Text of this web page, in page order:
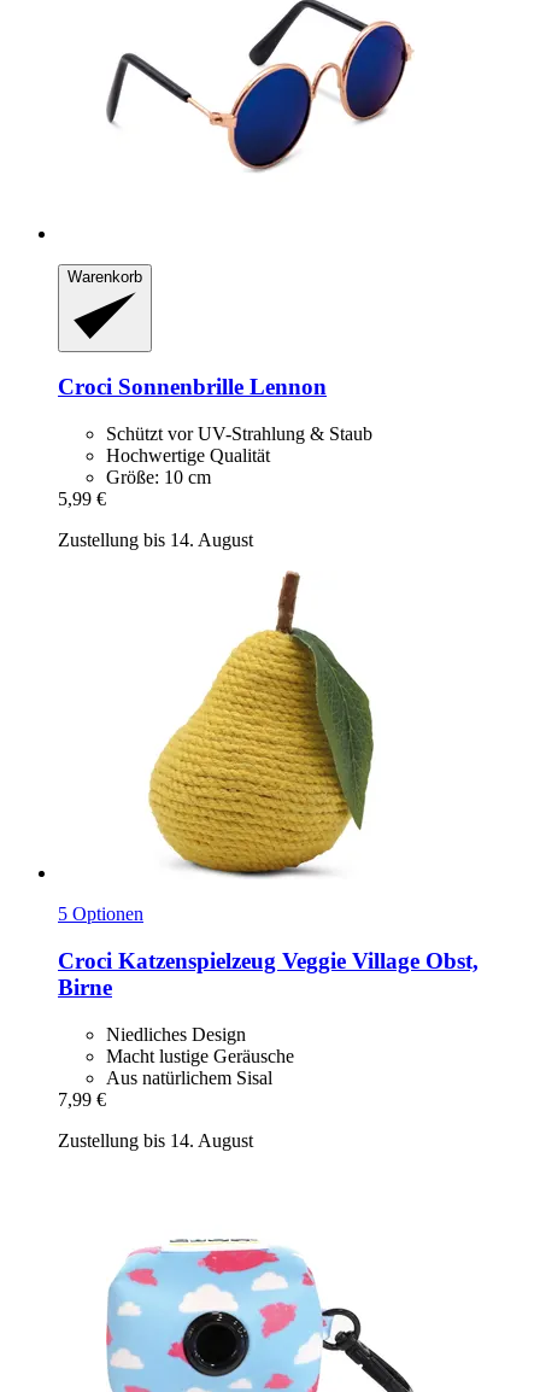
Warenkorb
Croci Sonnenbrille Lennon
Schützt vor UV-Strahlung & Staub
Hochwertige Qualität
Größe: 10 cm
5,99 €
Zustellung bis 14. August
5 Optionen
Croci Katzenspielzeug Veggie Village Obst,
Birne
Niedliches Design
Macht lustige Geräusche
Aus natürlichem Sisal
7,99 €
Zustellung bis 14. August